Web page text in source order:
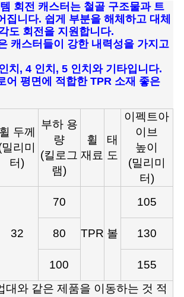
회전 캐스터는 철골 구조물과 트
집니다. 쉽게 부분을 해체하고 대체
도 회전을 지원합니다.
캐스터들이 강한 내력성을 가지고
치, 4 인치, 5 인치와 기타입니다.
어 평면에 적합한 TPR 소재 좋은
휠 두께
밀리미
터)
부하 용
량
(킬로그
램)
휠
재료
태
도
이펙트아
이브
높이
(밀리미
터)
32
70
TPR 볼
105
80
130
100
155
대와 같은 제품을 이동하는 것 적